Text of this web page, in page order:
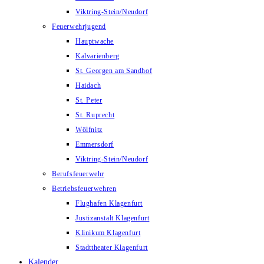
Viktring-Stein/Neudorf
Feuerwehrjugend
Hauptwache
Kalvarienberg
St. Georgen am Sandhof
Haidach
St. Peter
St. Ruprecht
Wölfnitz
Emmersdorf
Viktring-Stein/Neudorf
Berufsfeuerwehr
Betriebsfeuerwehren
Flughafen Klagenfurt
Justizanstalt Klagenfurt
Klinikum Klagenfurt
Stadttheater Klagenfurt
Kalender